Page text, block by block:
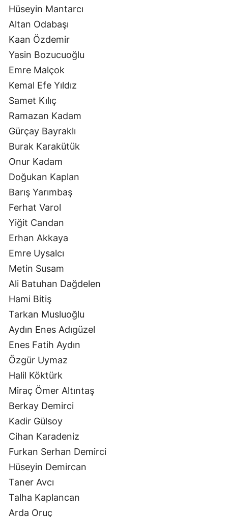
Hüseyin Mantarcı
Altan Odabaşı
Kaan Özdemir
Yasin Bozucuoğlu
Emre Malçok
Kemal Efe Yıldız
Samet Kılıç
Ramazan Kadam
Gürçay Bayraklı
Burak Karakütük
Onur Kadam
Doğukan Kaplan
Barış Yarımbaş
Ferhat Varol
Yiğit Candan
Erhan Akkaya
Emre Uysalcı
Metin Susam
Ali Batuhan Dağdelen
Hami Bitiş
Tarkan Musluoğlu
Aydın Enes Adıgüzel
Enes Fatih Aydın
Özgür Uymaz
Halil Köktürk
Miraç Ömer Altıntaş
Berkay Demirci
Kadir Gülsoy
Cihan Karadeniz
Furkan Serhan Demirci
Hüseyin Demircan
Taner Avcı
Talha Kaplancan
Arda Oruç